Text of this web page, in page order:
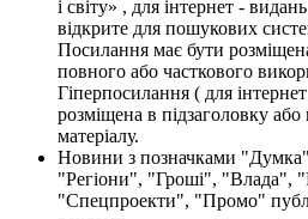
і світу» , для інтернет -
відкрите для пошукових
Посилання має бути
повного або часткового
Гіперпосилання ( для
розміщена в підзаголовку
матеріалу.
Новини з позначками
"Регіони", "Гроші", "Влада",
"Спецпроекти", "Промо"